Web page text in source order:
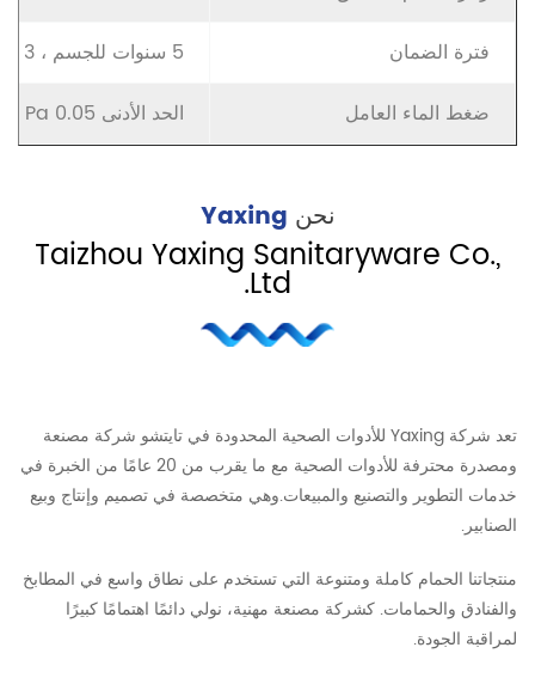
فترة الضمان
5 سنوات للجسم ، 3 سنوات لصمام السيراميك
ضغط الماء العامل
الحد الأدنى Pa
نحن Yaxing
Taizhou Yaxing Sanitaryware Co.,
Ltd.
تعد شركة Yaxing للأدوات الصحية المحدودة في تايتشو شركة مصنعة
ومصدرة محترفة للأدوات الصحية مع ما يقرب من 20 عامًا من الخبرة في
خدمات التطوير والتصنيع والمبيعات.وهي متخصصة في تصميم وإنتاج وبيع
الصنابير.
منتجاتنا الحمام كاملة ومتنوعة التي تستخدم على نطاق واسع في المطابخ
والفنادق والحمامات. كشركة مصنعة مهنية، نولي دائمًا اهتمامًا كبيرًا
لمراقبة الجودة.